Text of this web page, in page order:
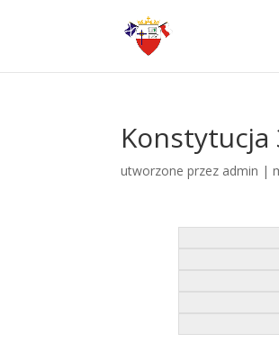
Konstytucja
utworzone przez admin |